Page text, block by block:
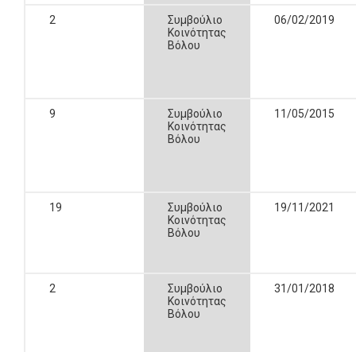
2
Συμβούλιο
Κοινότητας
Βόλου
06/02/2019
9
Συμβούλιο
Κοινότητας
Βόλου
11/05/2015
19
Συμβούλιο
Κοινότητας
Βόλου
19/11/2021
2
Συμβούλιο
Κοινότητας
Βόλου
31/01/2018